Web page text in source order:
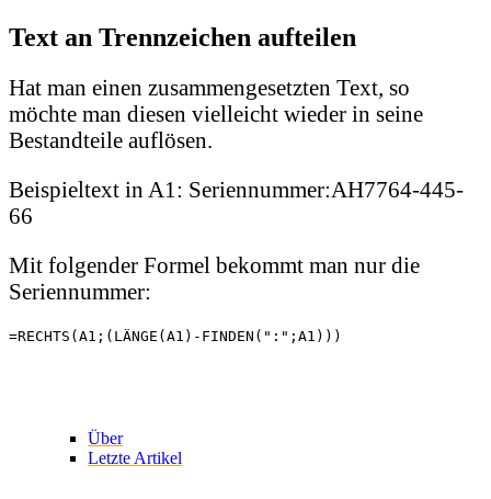
Text an Trennzeichen aufteilen
Hat man einen zusammengesetzten Text, so
möchte man diesen vielleicht wieder in seine
Bestandteile auflösen.
Beispieltext in A1: Seriennummer:AH7764-445-
66
Mit folgender Formel bekommt man nur die
Seriennummer:
=RECHTS(A1;(LÄNGE(A1)-FINDEN(":";A1)))
Über
Letzte Artikel